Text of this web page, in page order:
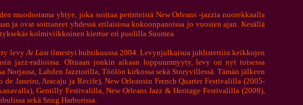
muodostama yhtye, joka soittaa perinteistä New Orleans -jazzia nuorekkaalla
ja ovat soittaneet yhdessä erilaisissa kokoonpanoissa jo vuosien ajan. Kesällä
kolmiviikkoinen kiertue eri puolilla Suomea.
levyAt Lastilmestyi huhtikuussa 2004. Levynjulkaisua juhlistettiin keikkojen
jazz-radioissa. Oltuaan jonkin aikaan loppuunmyyty, levy on nyt toisessa
Lahden Jazztorilla, Töölön kirkossa sekä Storyvillessä. Tämän jälkeen
Janeiro, Aracaju ja Recife), New Orleansin French Quarter Festivalilla (2005-
Gentilly Festivalilla, New Orleans Jazz & Heritage Festivalilla (2009),
issa sekä Snug Harborissa.